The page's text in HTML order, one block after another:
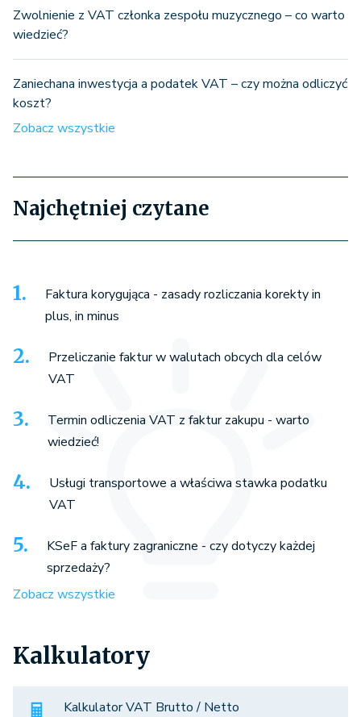
Zwolnienie z VAT członka zespołu muzycznego – co warto
wiedzieć?
Zaniechana inwestycja a podatek VAT – czy można odliczyć
koszt?
Zobacz wszystkie
Najchętniej czytane
Faktura korygująca - zasady rozliczania korekty in
plus, in minus
Przeliczanie faktur w walutach obcych dla celów
VAT
Termin odliczenia VAT z faktur zakupu - warto
wiedzieć!
Usługi transportowe a właściwa stawka podatku
VAT
KSeF a faktury zagraniczne - czy dotyczy każdej
sprzedaży?
Zobacz wszystkie
Kalkulatory
Kalkulator VAT Brutto / Netto